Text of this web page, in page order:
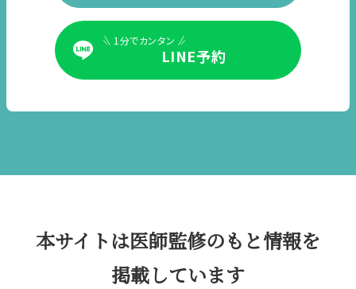
1分でカンタン
LINE予約
本サイトは医師監修のもと情報を
掲載しています